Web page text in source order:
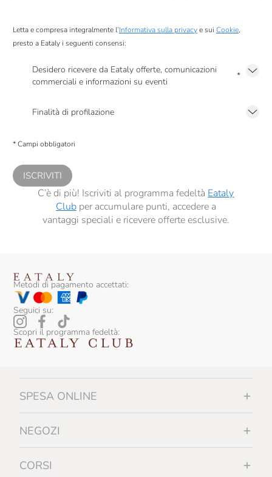
Letta e compresa integralmente l’Informativa sulla privacye sui Cookie,
presto a Eataly i seguenti consensi:
Desidero ricevere da Eataly offerte, comunicazioni
commerciali e informazioni su eventi
*
Finalità di profilazione
comunicazioni commerciali personalizzate, in caso di consenso prestato ai
* Campi obbligatori
ISCRIVITI
C’è di più! Iscriviti al programma fedeltà Eataly
Clubper accumulare punti, accedere a
vantaggi speciali e ricevere offerte esclusive.
Metodi di pagamento accettati:
Seguici su:
Scopri il programma fedeltà:
SPESA ONLINE
NEGOZI
CORSI